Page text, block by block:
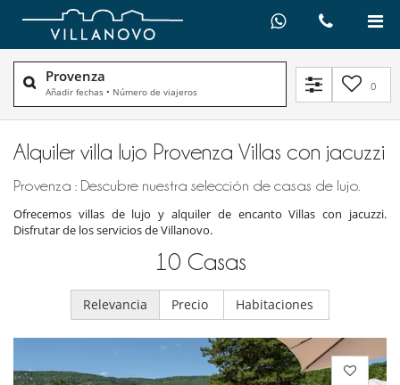
Provenza
Añadir fechas • Número de viajeros 0
Alquiler villa lujo Provenza Villas con jacuzzi
Provenza : Descubre nuestra selección de casas de lujo.
Ofrecemos villas de lujo y alquiler de encanto Villas con jacuzzi.
Disfrutar de los servicios de Villanovo.
10 Casas
Relevancia Precio Habitaciones